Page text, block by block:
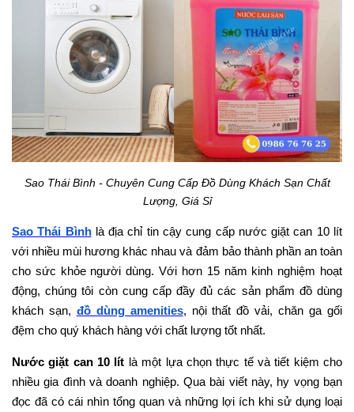
Sao Thái Bình - Chuyên Cung Cấp Đồ Dùng Khách Sạn Chất
Lượng, Giá Sỉ
Sao Thái Bìnhlà địa chỉ tin cậy cung cấp nước giặt can 10 lít
với nhiều mùi hương khác nhau và đảm bảo thành phần an toàn
cho sức khỏe người dùng. Với hơn 15 năm kinh nghiệm hoạt
động, chúng tôi còn cung cấp đầy đủ các sản phẩm đồ dùng
khách sạn, đồ dùng amenities, nội thất đồ vải, chăn ga gối
đệm cho quý khách hàng với chất lượng tốt nhất.
Nước giặt can 10 lít là một lựa chọn thực tế và tiết kiệm cho
nhiều gia đình và doanh nghiệp. Qua bài viết này, hy vọng bạn
đọc đã có cái nhìn tổng quan và những lợi ích khi sử dụng loại